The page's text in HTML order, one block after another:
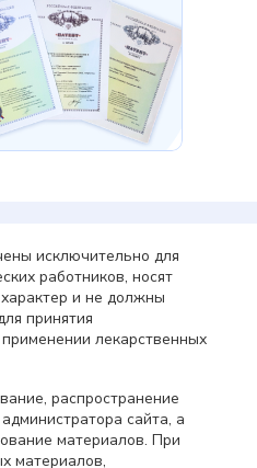
исключительно для
работников, носят
и не должны
принятия
лекарственных
распространение
сайта, а
материалов. При
материалов,